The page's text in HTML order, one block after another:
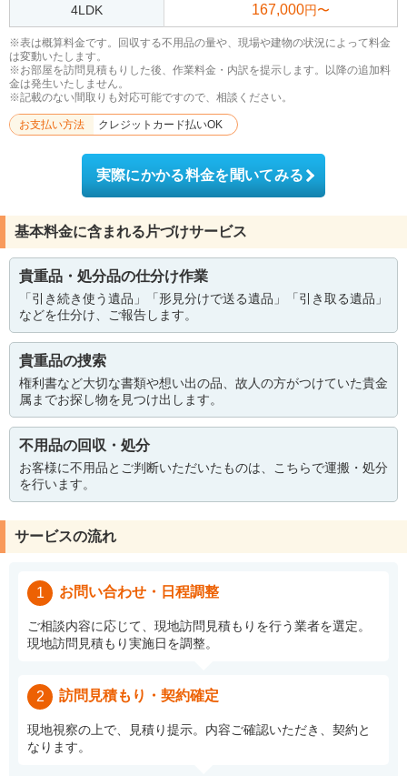
4LDK 167,000円〜
※表は概算料金です。回収する不用品の量や、現場や建物の状況によって料金
は変動いたします。
※お部屋を訪問見積もりした後、作業料金・内訳を提示します。以降の追加料
金は発生いたしません。
※記載のない間取りも対応可能ですので、相談ください。
お支払い方法 クレジットカード払いOK
実際にかかる料金を聞いてみる
基本料金に含まれる片づけサービス
貴重品・処分品の仕分け作業
「引き続き使う遺品」「形見分けで送る遺品」「引き取る遺品」
などを仕分け、ご報告します。
貴重品の捜索
権利書など大切な書類や想い出の品、故人の方がつけていた貴金
属までお探し物を見つけ出します。
不用品の回収・処分
お客様に不用品とご判断いただいたものは、こちらで運搬・処分
を行います。
サービスの流れ
1 お問い合わせ・日程調整
ご相談内容に応じて、現地訪問見積もりを行う業者を選定。
現地訪問見積もり実施日を調整。
2 訪問見積もり・契約確定
現地視察の上で、見積り提示。内容ご確認いただき、契約と
なります。